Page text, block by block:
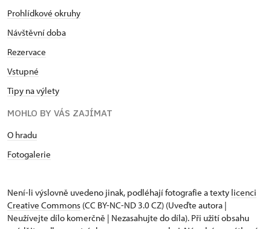
Prohlídkové okruhy
Návštěvní doba
Rezervace
Vstupné
Tipy na výlety
MOHLO BY VÁS ZAJÍMAT
O hradu
Fotogalerie
Není-li výslovně uvedeno jinak, podléhají fotografie a texty licenci
Creative Commons (CC BY-NC-ND 3.0 CZ) (Uveďte autora |
Neužívejte dílo komerčně | Nezasahujte do díla). Při užití obsahu